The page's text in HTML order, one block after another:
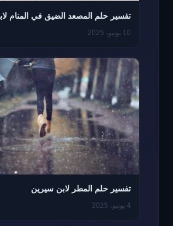
تفسير حلم المصعد الضيق في المنام
10 يونيو، 2025
تفسير حلم المطر لابن سيرين
4 يونيو، 2025